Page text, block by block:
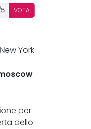
VOTA
York
per
dello